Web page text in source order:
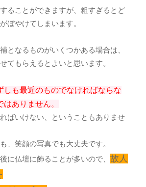
ることができますが、粗すぎるとど
ぼやけてしまいます。
となるものがいくつかある場合は、
てもらえるとよいと思います。
しも最近のものでなければならな
ありません。
ばいけない、ということもありませ
、笑顔の写真でも大丈夫です。
に仏壇に飾ることが多いので、 故人